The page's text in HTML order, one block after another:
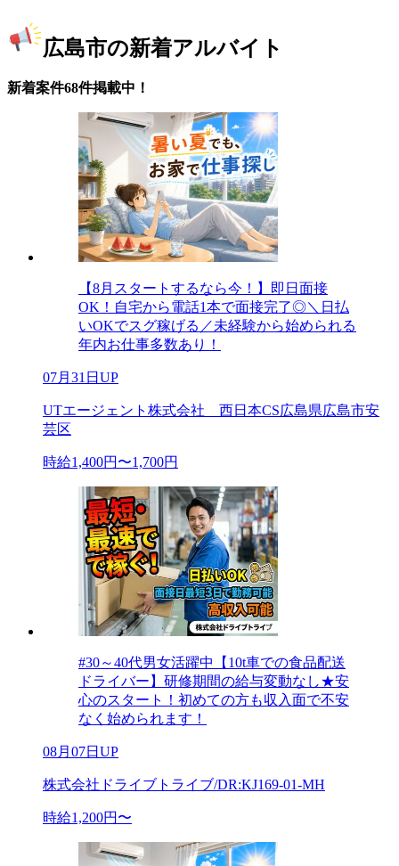
広島市の新着アルバイト
新着案件68件掲載中！
【8月スタートするなら今！】即日面接
OK！自宅から電話1本で面接完了◎＼日払
いOKでスグ稼げる／未経験から始められる
年内お仕事多数あり！
07月31日UP
UTエージェント株式会社 西日本CS広島県広島市安
芸区
時給1,400円〜1,700円
#30～40代男女活躍中【10t車での食品配送
ドライバー】研修期間の給与変動なし★安
心のスタート！初めての方も収入面で不安
なく始められます！
08月07日UP
株式会社ドライブトライブ/DR:KJ169-01-MH
時給1,200円〜